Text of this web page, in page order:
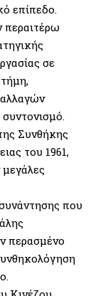
επίπεδο.
περαιτέρω
σε
Συνθήκης
του 1961,
που
περασμένο